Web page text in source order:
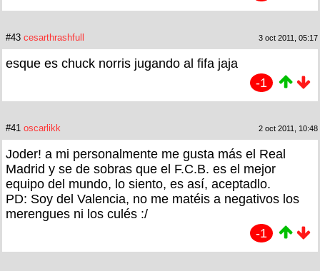
#43 cesarthrashfull 3 oct 2011, 05:17
esque es chuck norris jugando al fifa jaja
-1
#41 oscarlikk 2 oct 2011, 10:48
Joder! a mi personalmente me gusta más el Real
Madrid y se de sobras que el F.C.B. es el mejor
equipo del mundo, lo siento, es así, aceptadlo.
PD: Soy del Valencia, no me matéis a negativos los
merengues ni los culés :/
-1